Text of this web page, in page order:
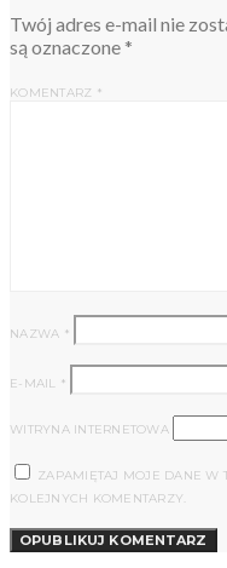
Twój adres e-mail nie
są oznaczone *
KOMENTARZ *
NAZWA *
E-MAIL *
WITRYNA INTERNETOWA
ZAPAMIĘTAJ MOJE DANE W
KOLEJNYCH KOMENTARZY.